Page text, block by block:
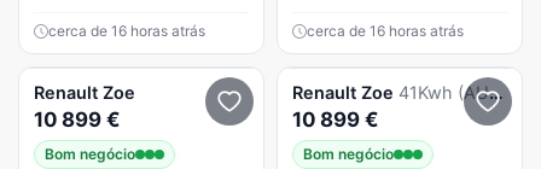
cerca de 16 horas atrás cerca de 16 horas atrás
Renault Zoe
10 899 €
Bom negócio
Renault Zoe 41Kwh (AUTO)
10 899 €
Bom negócio